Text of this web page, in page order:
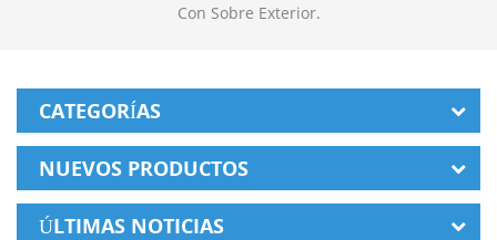
Con Sobre Exterior.
CATEGORÍAS
NUEVOS PRODUCTOS
ÚLTIMAS NOTICIAS